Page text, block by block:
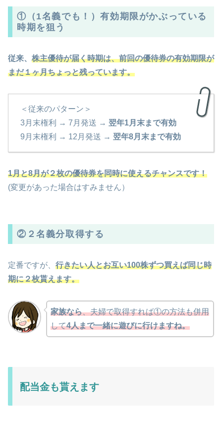
①（1名義でも！）有効期限がかぶっている
時期を狙う
従来、 株主優待が届く時期は、前回の優待券の有効期限が
まだ１ヶ月ちょっと残っています。
＜従来のパターン＞
3月末権利 → 7月発送 → 翌年1月末まで有効
9月末権利 → 12月発送 → 翌年8月末まで有効
1月と8月が２枚の優待券を同時に使えるチャンスです！
(変更があった場合はすみません）
②２名義分取得する
定番ですが、 行きたい人とお互い100株ずつ買えば同じ時
期に２枚貰えます。
家族なら、夫婦で取得すれば①の方法も併用
して4人まで一緒に遊びに行けますね。
配当金も貰えます